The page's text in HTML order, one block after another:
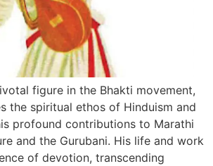
figure in the Bhakti movement,
the spiritual ethos of Hinduism and
profound contributions to Marathi
and the Gurubani. His life and work
of devotion, transcending